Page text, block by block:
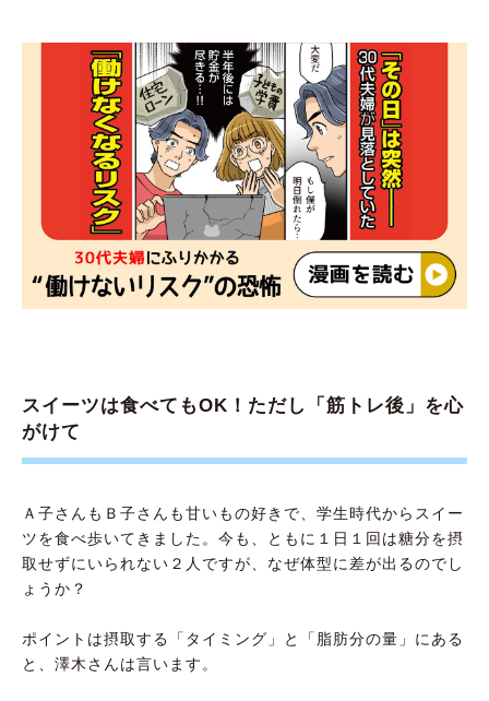
スイーツは食べてもOK！ただし「筋トレ後」を心
がけて
Ａ子さんもＢ子さんも甘いもの好きで、学生時代からスイー
ツを食べ歩いてきました。今も、ともに１日１回は糖分を摂
取せずにいられない２人ですが、なぜ体型に差が出るのでし
ょうか？
ポイントは摂取する「タイミング」と「脂肪分の量」にある
と、澤木さんは言います。